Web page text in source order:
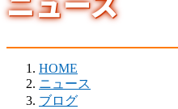
HOME
ニュース
ブログ